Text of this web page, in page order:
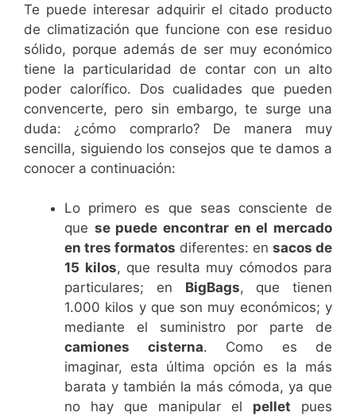
Te puede interesar adquirir el citado producto
de climatización que funcione con ese residuo
sólido, porque además de ser muy económico
tiene la particularidad de contar con un alto
poder calorífico. Dos cualidades que pueden
convencerte, pero sin embargo, te surge una
duda: ¿cómo comprarlo? De manera muy
sencilla, siguiendo los consejos que te damos a
conocer a continuación:
Lo primero es que seas consciente de
que se puede encontrar en el mercado
en tres formatos diferentes: en sacos de
15 kilos, que resulta muy cómodos para
particulares; en BigBags, que tienen
1.000 kilos y que son muy económicos; y
mediante el suministro por parte de
camiones cisterna. Como es de
imaginar, esta última opción es la más
barata y también la más cómoda, ya que
no hay que manipular el pellet pues